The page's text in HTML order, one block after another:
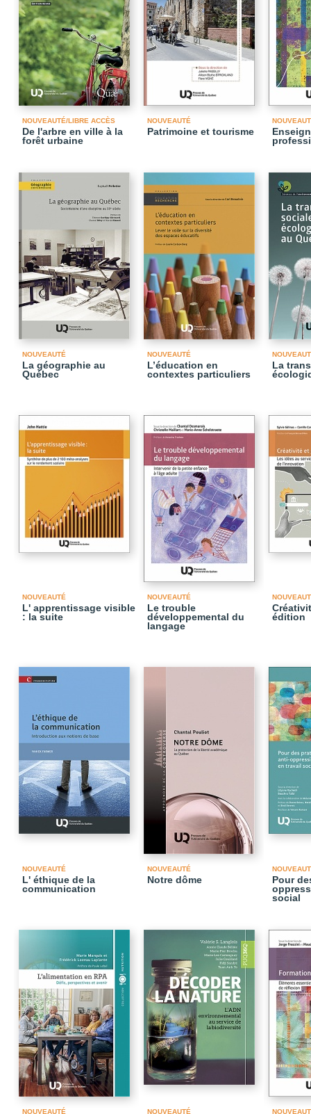
NOUVEAUTÉ/LIBRE ACCÈS
De l'arbre en ville à la
forêt urbaine
NOUVEAUTÉ
Patrimoine et tourisme
NOUVEAUTÉ
La géographie au
Québec
NOUVEAUTÉ
L’éducation en
contextes particuliers
La
NOUVEAUTÉ
L' apprentissage visible
: la suite
NOUVEAUTÉ
Le trouble
développemental du
langage
édition
NOUVEAUTÉ
L' éthique de la
communication
NOUVEAUTÉ
Notre dôme
Pour
social
NOUVEAUTÉ NOUVEAUTÉ